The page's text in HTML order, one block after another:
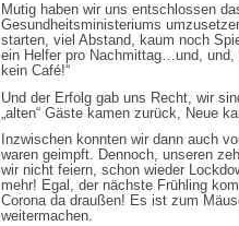
Mutig haben wir uns entschlossen
Gesundheitsministeriums
starten, viel Abstand, kaum noch
ein Helfer pro Nachmittag…und,
kein Café!“
Und der Erfolg gab uns Recht, wir
„alten“ Gäste kamen zurück, Neue
Inzwischen konnten wir dann auch
waren geimpft. Dennoch, unseren
wir nicht feiern, schon wieder
mehr! Egal, der nächste Frühling
Corona da draußen! Es ist zum
weitermachen.